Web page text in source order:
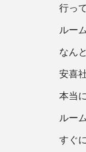
行っ
ルー
なん
安喜
本当
ルー
すぐ